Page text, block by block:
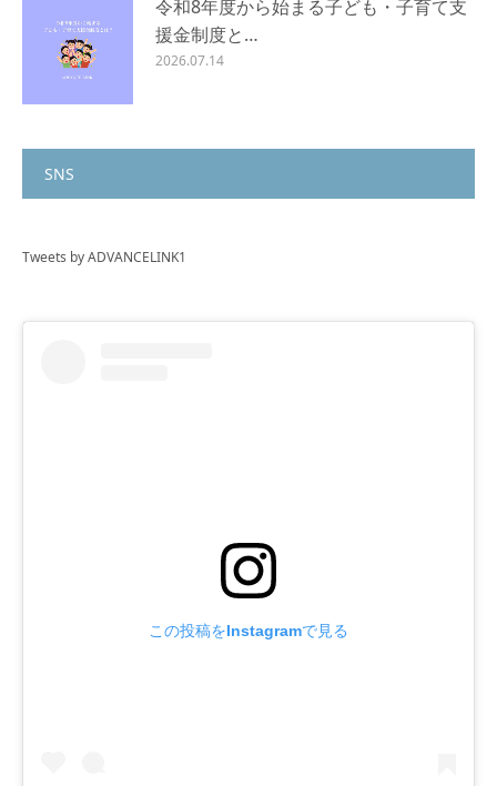
令和8年度から始まる子ども・子育て支
援金制度と…
2026.07.14
SNS
Tweets by ADVANCELINK1
この投稿をInstagramで見る